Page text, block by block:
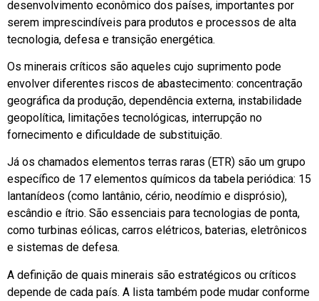
desenvolvimento econômico dos países, importantes por
serem imprescindíveis para produtos e processos de alta
tecnologia, defesa e transição energética.
Os minerais críticos são aqueles cujo suprimento pode
envolver diferentes riscos de abastecimento: concentração
geográfica da produção, dependência externa, instabilidade
geopolítica, limitações tecnológicas, interrupção no
fornecimento e dificuldade de substituição.
Já os chamados elementos terras raras (ETR) são um grupo
específico de 17 elementos químicos da tabela periódica: 15
lantanídeos (como lantânio, cério, neodímio e disprósio),
escândio e ítrio. São essenciais para tecnologias de ponta,
como turbinas eólicas, carros elétricos, baterias, eletrônicos
e sistemas de defesa.
A definição de quais minerais são estratégicos ou críticos
depende de cada país. A lista também pode mudar conforme